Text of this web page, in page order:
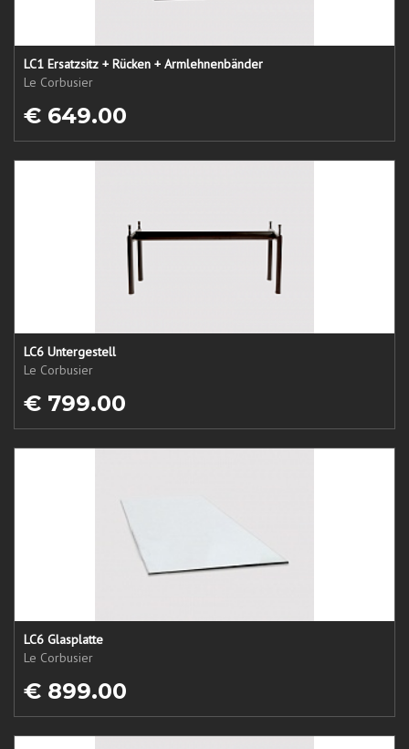
LC1 Ersatzsitz + Rücken + Armlehnenbänder
Le Corbusier
€ 649.00
LC6 Untergestell
Le Corbusier
€ 799.00
LC6 Glasplatte
Le Corbusier
€ 899.00